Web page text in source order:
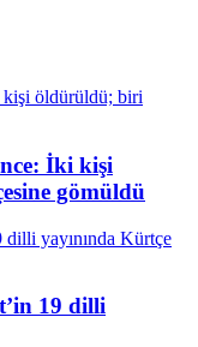
İki kişi
gömüldü
19 dilli